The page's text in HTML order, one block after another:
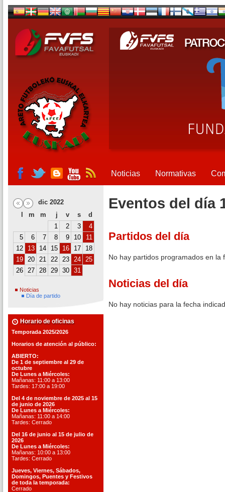
Noticias Normativas
dic 2022
m m j v s
d
1
2 3
4
5
6 7 8 9 10
11
12
13 14 15 16 17
18
19 20 21 22 23 24 25
26 27 28 29 30 31
Noticias
Día de partido
Horario de oficinas
Temporada 2025/2026
Horarios de atención al público:
ABIERTO:
De 1 de septiembre al 29 de
octubre
De Lunes a Miércoles:
Mañanas: 11:00 a 13:00
Tardes: 17:00 a 19:00
Del 4 de noviembre de 2025 al 15
de junio de 2026
De Lunes a Miércoles:
Mañanas: 11:00 a 14:00
Tardes: Cerrado
Del 16 de junio al 15 de julio de
2026
De Lunes a Miércoles:
Mañanas: 10:00 a 13:00
Tardes: Cerrado
Jueves, Viernes, Sábados,
Domingos, Puentes y Festivos
de toda la temporada:
Cerrado
Eventos del día
Partidos del día
No hay partidos programados en la
Noticias del día
No hay noticias para la fecha